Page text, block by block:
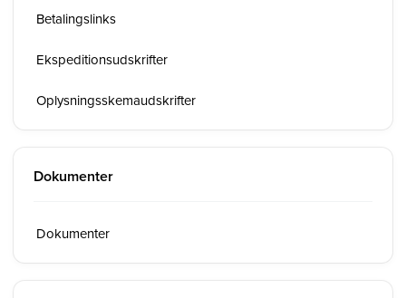
Betalingslinks
Ekspeditionsudskrifter
Oplysningsskemaudskrifter
Dokumenter
Dokumenter